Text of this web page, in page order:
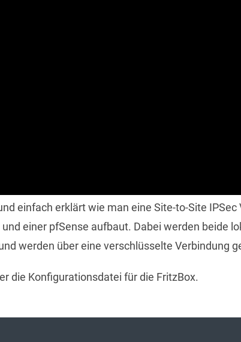
einfach erklärt wie man eine Site-to-Site IPSec
einer pfSense aufbaut. Dabei werden beide
werden über eine verschlüsselte Verbindung
die Konfigurationsdatei für die FritzBox.